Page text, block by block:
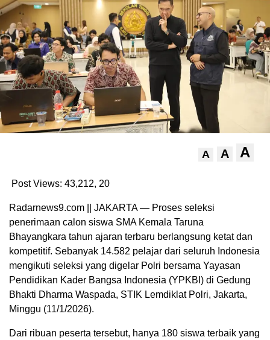
A A A
Post Views: 43,212, 20
Radarnews9.com || JAKARTA — Proses seleksi
penerimaan calon siswa SMA Kemala Taruna
Bhayangkara tahun ajaran terbaru berlangsung ketat dan
kompetitif. Sebanyak 14.582 pelajar dari seluruh Indonesia
mengikuti seleksi yang digelar Polri bersama Yayasan
Pendidikan Kader Bangsa Indonesia (YPKBI) di Gedung
Bhakti Dharma Waspada, STIK Lemdiklat Polri, Jakarta,
Minggu (11/1/2026).
Dari ribuan peserta tersebut, hanya 180 siswa terbaik yang